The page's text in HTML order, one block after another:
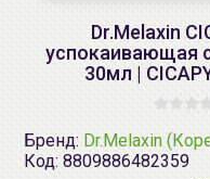
Dr.Melaxin
успокаивающая
30мл |
Бренд: Dr.Melaxin
Код: 8809886482359